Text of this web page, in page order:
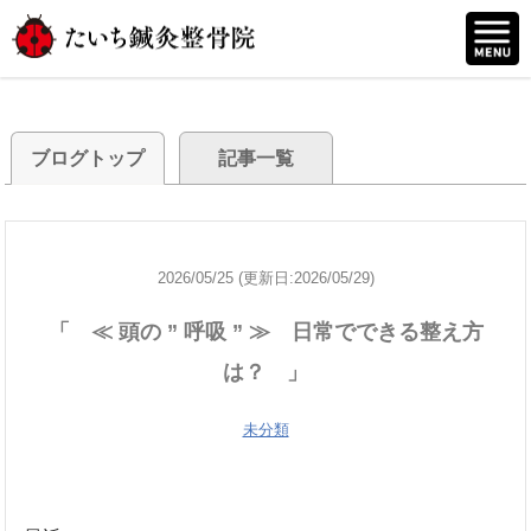
ブログトップ 記事一覧
2026/05/25 (更新日:2026/05/29)
「 ≪ 頭の ” 呼吸 ” ≫ 日常でできる整え方
は？ 」
未分類